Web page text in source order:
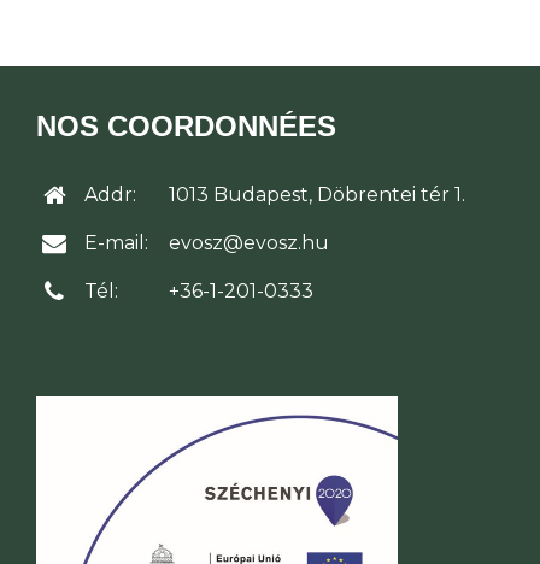
NOS COORDONNÉES
Addr: 1013 Budapest, Döbrentei tér 1.
E-mail: evosz@evosz.hu
Tél: +36-1-201-0333